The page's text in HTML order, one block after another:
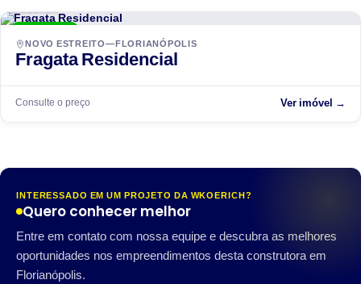
NOVO ESTREITO—FLORIANÓPOLIS
Fragata Residencial
Consulte o preço Ver imóvel →
INTERESSADO EM UM PROJETO DA WKOERICH?
Quero conhecer melhor
Entre em contato com nossa equipe e descubra as melhores
oportunidades nos empreendimentos desta construtora em
Florianópolis.